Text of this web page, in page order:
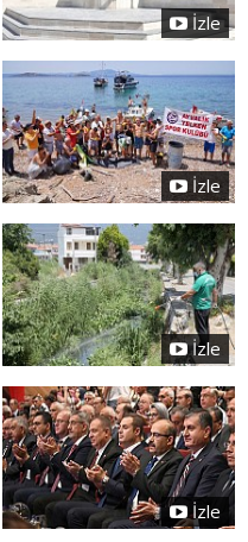
İzle
İzle
İzle
İzle